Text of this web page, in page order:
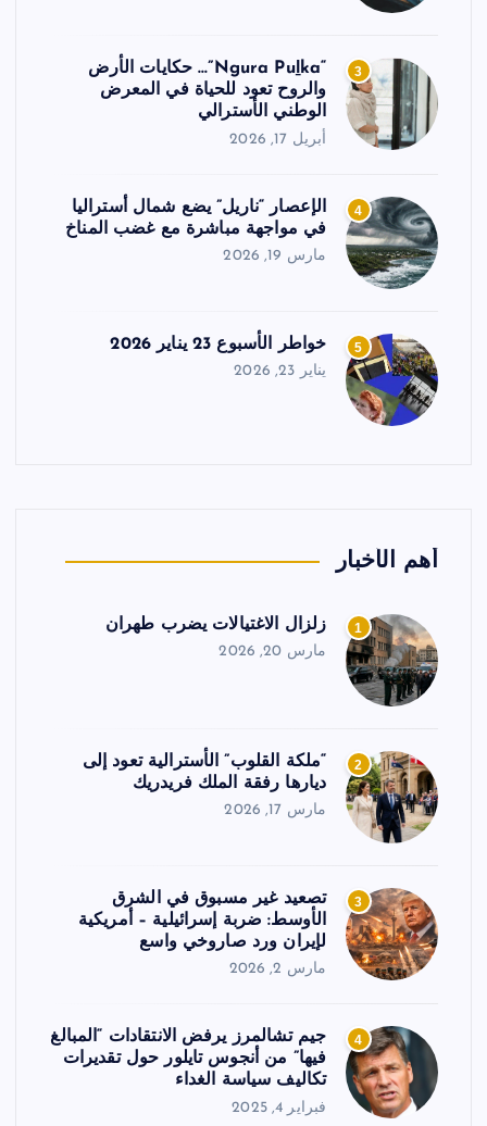
3
“Ngura Puḻka”… حكايات الأرض
والروح تعود للحياة في المعرض
الوطني الأسترالي
أبريل 17, 2026
4
الإعصار “ناريل” يضع شمال أستراليا
في مواجهة مباشرة مع غضب المناخ
مارس 19, 2026
5 خواطر الأسبوع 23 يناير 2026
يناير 23, 2026
أهم الأخبار
1 زلزال الاغتيالات يضرب طهران
مارس 20, 2026
2
“ملكة القلوب” الأسترالية تعود إلى
ديارها رفقة الملك فريدريك
مارس 17, 2026
3
تصعيد غير مسبوق في الشرق
الأوسط: ضربة إسرائيلية – أمريكية
لإيران ورد صاروخي واسع
مارس 2, 2026
4
جيم تشالمرز يرفض الانتقادات “المبالغ
فيها” من أنجوس تايلور حول تقديرات
تكاليف سياسة الغداء
فبراير 4, 2025